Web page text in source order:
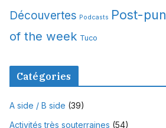
Découvertes Podcasts Post-
of the week Tuco
Catégories
A side / B side (39)
Activités très souterraines (54)